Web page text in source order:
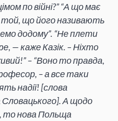
по війні?” “А що має
той, що його називають
додому”. “Не плети
— каже Казік. – Ніхто
– “Воно то правда,
– а все таки
надії! [слова
А щодо
то нова Польща